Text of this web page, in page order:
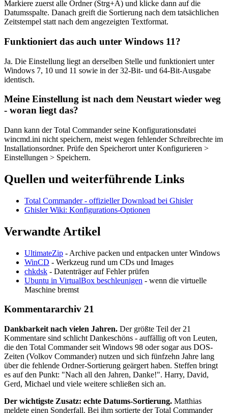
Markiere zuerst alle Ordner (Strg+A) und klicke dann auf die
Datumsspalte. Danach greift die Sortierung nach dem tatsächlichen
Zeitstempel statt nach dem angezeigten Textformat.
Funktioniert das auch unter Windows 11?
Ja. Die Einstellung liegt an derselben Stelle und funktioniert unter
Windows 7, 10 und 11 sowie in der 32-Bit- und 64-Bit-Ausgabe
identisch.
Meine Einstellung ist nach dem Neustart wieder weg
- woran liegt das?
Dann kann der Total Commander seine Konfigurationsdatei
wincmd.ini nicht speichern, meist wegen fehlender Schreibrechte im
Installationsordner. Prüfe den Speicherort unter Konfigurieren >
Einstellungen > Speichern.
Quellen und weiterführende Links
Total Commander - offizieller Download bei Ghisler
Ghisler Wiki: Konfigurations-Optionen
Verwandte Artikel
UltimateZip - Archive packen und entpacken unter Windows
WinCD - Werkzeug rund um CDs und Images
chkdsk - Datenträger auf Fehler prüfen
Ubuntu in VirtualBox beschleunigen - wenn die virtuelle
Maschine bremst
Kommentararchiv 21
Dankbarkeit nach vielen Jahren. Der größte Teil der 21
Kommentare sind schlicht Dankeschöns - auffällig oft von Leuten,
die den Total Commander seit Windows 98 oder sogar aus DOS-
Zeiten (Volkov Commander) nutzen und sich fünfzehn Jahre lang
über die fehlende Ordner-Sortierung geärgert haben. Steffen bringt
es auf den Punkt: "Nach all den Jahren, Danke!". Harry, David,
Gerd, Michael und viele weitere schließen sich an.
Der wichtigste Zusatz: echte Datums-Sortierung. Matthias
meldete einen Sonderfall. Bei ihm sortierte der Total Commander